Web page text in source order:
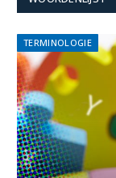
TERMINOLOGIE